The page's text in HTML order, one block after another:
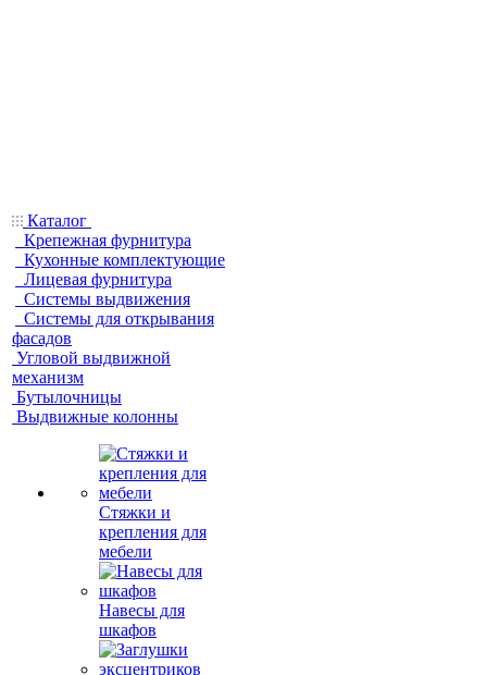
Каталог
Крепежная фурнитура
Кухонные комплектующие
Лицевая фурнитура
Системы выдвижения
Системы для открывания
фасадов
Угловой выдвижной
механизм
Бутылочницы
Выдвижные колонны
Стяжки и
крепления для
мебели
Навесы для
шкафов